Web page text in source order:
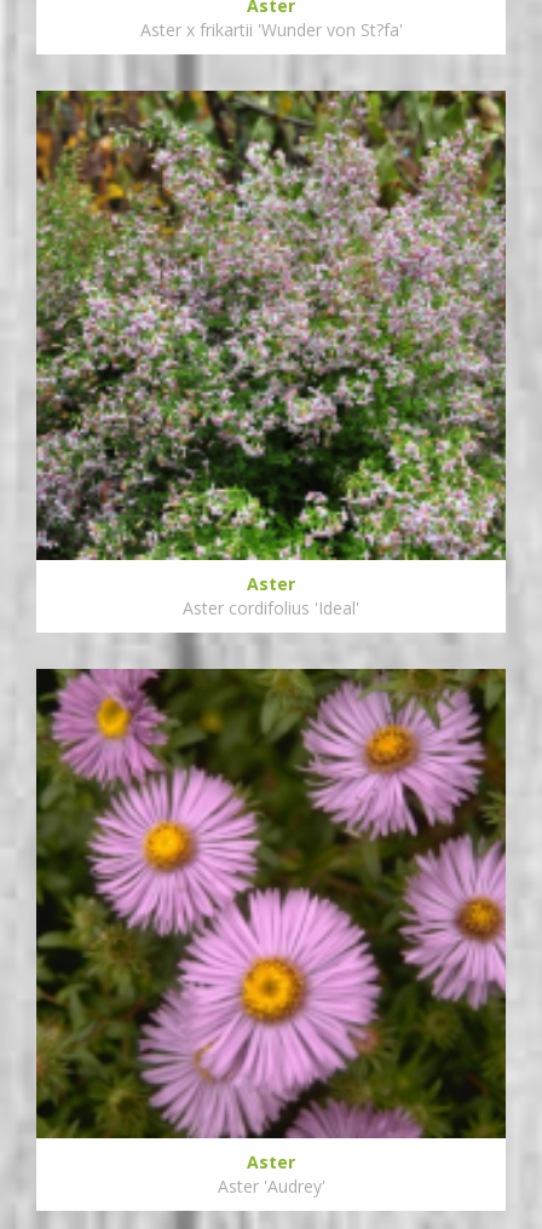
Aster
Aster x frikartii 'Wunder von St?fa'
Aster
Aster cordifolius 'Ideal'
Aster
Aster 'Audrey'